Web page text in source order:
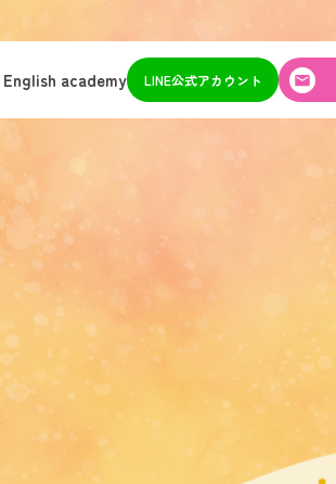
English academy LINE公式アカウント